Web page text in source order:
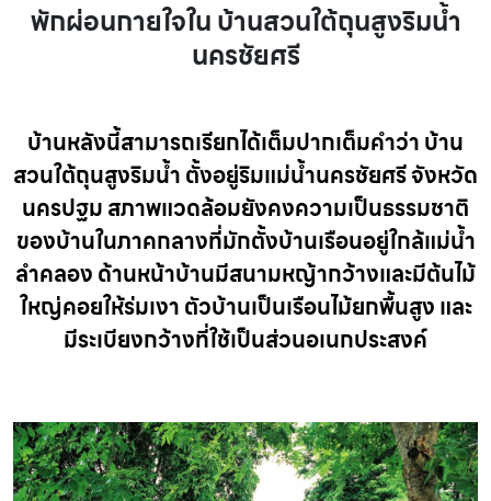
พักผ่อนกายใจใน บ้านสวนใต้ถุนสูงริมน้ำ
นครชัยศรี
บ้านหลังนี้สามารถเรียกได้เต็มปากเต็มคำว่า บ้าน
สวนใต้ถุนสูงริมน้ำ ตั้งอยู่ริมแม่น้ำนครชัยศรี จังหวัด
นครปฐม สภาพแวดล้อมยังคงความเป็นธรรมชาติ
ของบ้านในภาคกลางที่มักตั้งบ้านเรือนอยู่ใกล้แม่น้ำ
ลำคลอง ด้านหน้าบ้านมีสนามหญ้ากว้างและมีต้นไม้
ใหญ่คอยให้ร่มเงา ตัวบ้านเป็นเรือนไม้ยกพื้นสูง และ
มีระเบียงกว้างที่ใช้เป็นส่วนอเนกประสงค์